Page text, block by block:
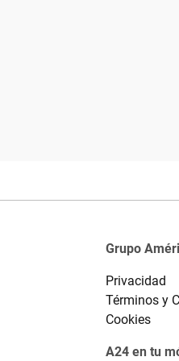
Grupo
Privacidad
Términos y
Cookies
A24 en tu